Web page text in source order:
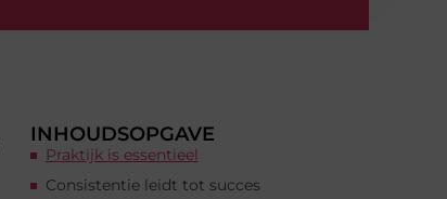
INHOUDSOPGAVE
Praktijk is essentieel
Consistentie leidt tot succes